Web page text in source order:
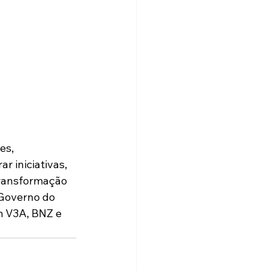
iniciativas,
do
V3A, BNZ e